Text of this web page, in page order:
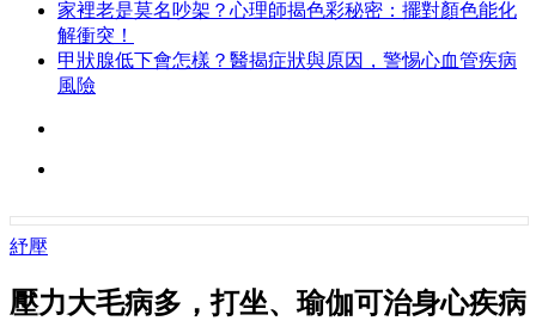
家裡老是莫名吵架？心理師揭色彩秘密：擺對顏色能化
解衝突！
甲狀腺低下會怎樣？醫揭症狀與原因，警惕心血管疾病
風險
紓壓
壓力大毛病多，打坐、瑜伽可治身心疾病